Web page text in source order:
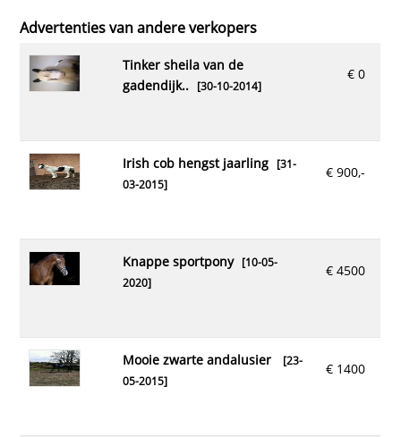
Advertenties van andere verkopers
€ 0
tinker sheila van de
gadendijk..[30-10-2014]
€ 900,-
irish cob hengst jaarling[31-
03-2015]
€ 4500
knappe sportpony[10-05-
2020]
€ 1400
mooie zwarte andalusier
[23-
05-2015]